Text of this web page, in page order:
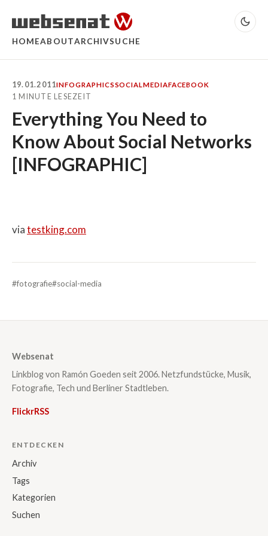
HOMEABOUTARCHIVSUCHE
19.01.2011INFOGRAPHICSSOCIALMEDIAFACEBOOK
1 MINUTE LESEZEIT
Everything You Need to
Know About Social Networks
[INFOGRAPHIC]
viatestking.com
#fotografie#social-media
Websenat
Linkblog von Ramón Goeden seit 2006. Netzfundstücke, Musik,
Fotografie, Tech und Berliner Stadtleben.
FlickrRSS
ENTDECKEN
Archiv
Tags
Kategorien
Suchen